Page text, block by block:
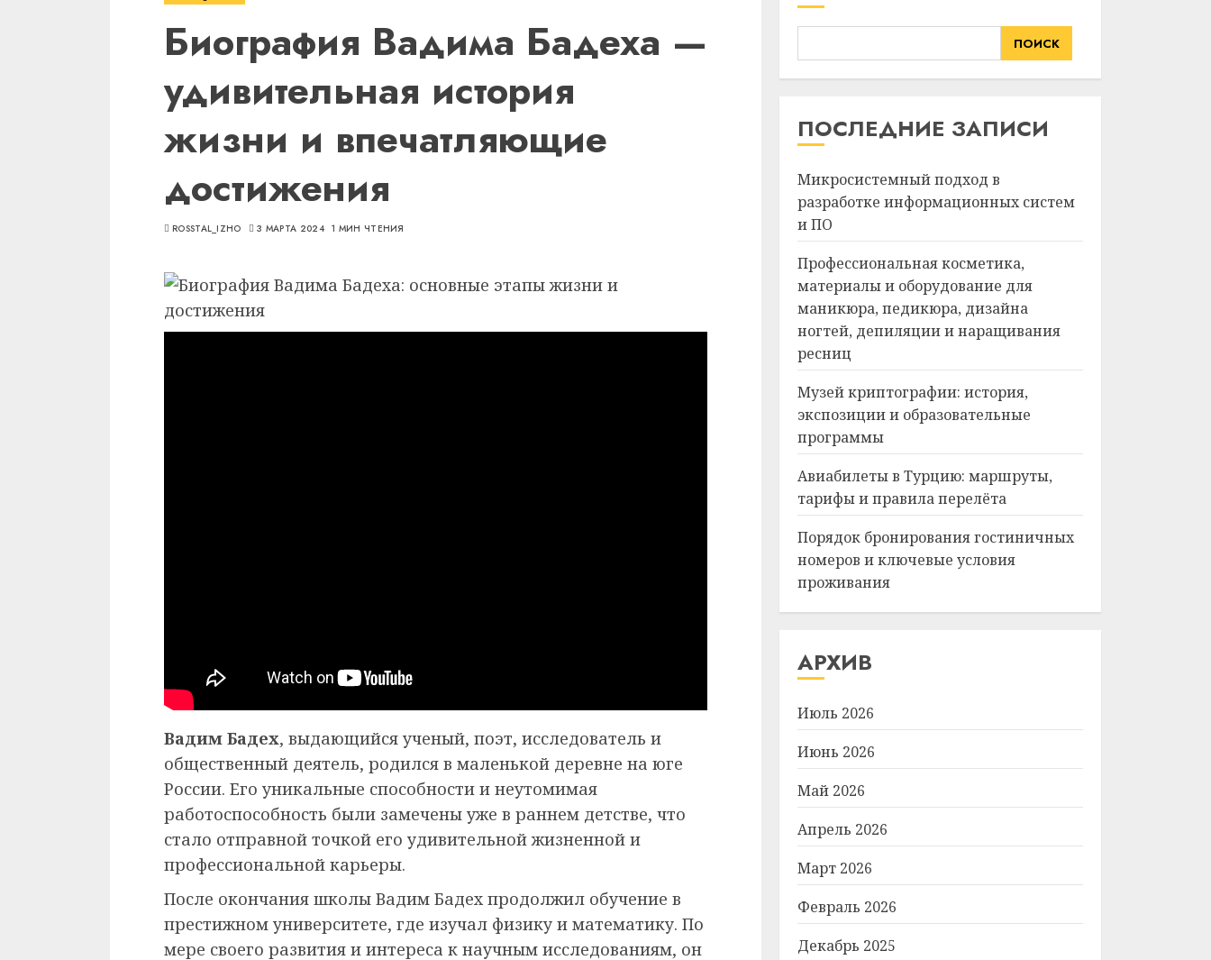
Биография Вадима Бадеха —
удивительная история
жизни и впечатляющие
достижения
ROSSTAL_IZHO 3 МАРТА 2024 1 МИН ЧТЕНИЯ
Вадим Бадех, выдающийся ученый, поэт, исследователь и
общественный деятель, родился в маленькой деревне на юге
России. Его уникальные способности и неутомимая
работоспособность были замечены уже в раннем детстве, что
стало отправной точкой его удивительной жизненной и
профессиональной карьеры.
После окончания школы Вадим Бадех продолжил обучение в
престижном университете, где изучал физику и математику. По
мере своего развития и интереса к научным исследованиям, он
ПОИСК
ПОСЛЕДНИЕ ЗАПИСИ
Микросистемный подход в
разработке информационных систем
и ПО
Профессиональная косметика,
материалы и оборудование для
маникюра, педикюра, дизайна
ногтей, депиляции и наращивания
ресниц
Музей криптографии: история,
экспозиции и образовательные
программы
Авиабилеты в Турцию: маршруты,
тарифы и правила перелёта
Порядок бронирования гостиничных
номеров и ключевые условия
проживания
АРХИВ
Июль 2026
Июнь 2026
Май 2026
Апрель 2026
Март 2026
Февраль 2026
Декабрь 2025